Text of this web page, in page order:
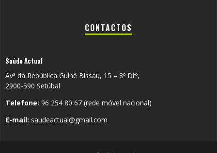
CONTACTOS
Saúde Actual
Avª da República Guiné Bissau, 15 – 8º Dtº,
2900-590 Setúbal
Telefone: 96 254 80 67 (rede móvel nacional)
E-mail: saudeactual@gmail.com